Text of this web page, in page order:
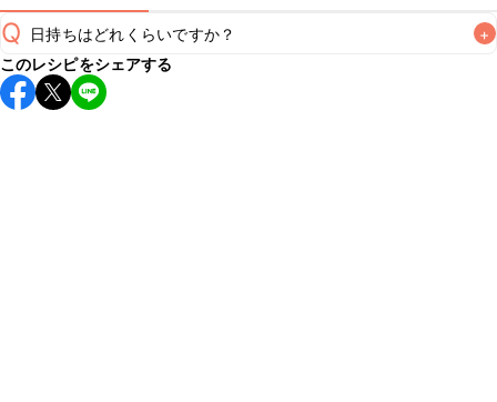
Q 日持ちはどれくらいですか？ +
保存期間は冷蔵で当日中が目安です。なるべくお早めにお召
し上がりください。
このレシピをシェアする